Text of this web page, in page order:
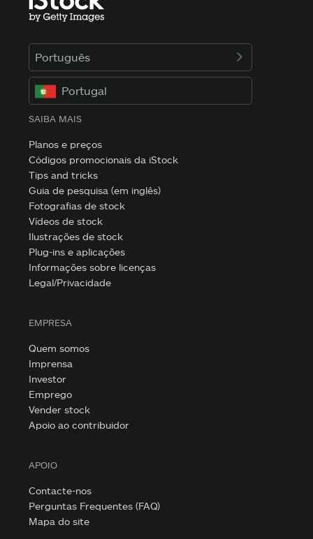
Português
Portugal
SAIBA MAIS
Planos e preços
Códigos promocionais da iStock
Tips and tricks
Guia de pesquisa (em inglês)
Fotografias de stock
Vídeos de stock
Ilustrações de stock
Plug-ins e aplicações
Informações sobre licenças
Legal/Privacidade
EMPRESA
Quem somos
Imprensa
Investor
Emprego
Vender stock
Apoio ao contribuidor
APOIO
Contacte-nos
Perguntas Frequentes (FAQ)
Mapa do site